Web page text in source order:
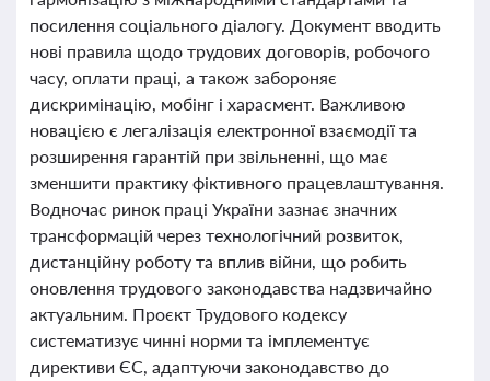
посилення соціального діалогу. Документ вводить
нові правила щодо трудових договорів, робочого
часу, оплати праці, а також забороняє
дискримінацію, мобінг і харасмент. Важливою
новацією є легалізація електронної взаємодії та
розширення гарантій при звільненні, що має
зменшити практику фіктивного працевлаштування.
Водночас ринок праці України зазнає значних
трансформацій через технологічний розвиток,
дистанційну роботу та вплив війни, що робить
оновлення трудового законодавства надзвичайно
актуальним. Проєкт Трудового кодексу
систематизує чинні норми та імплементує
директиви ЄС, адаптуючи законодавство до